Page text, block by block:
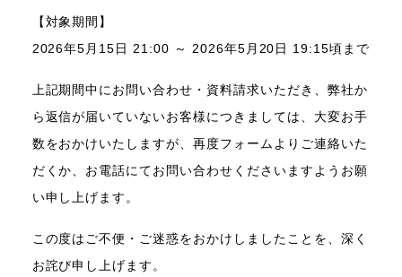
【対象期間】
2026年5月15日 21:00 ～ 2026年5月20日 19:15頃まで
上記期間中にお問い合わせ・資料請求いただき、弊社か
ら返信が届いていないお客様につきましては、大変お手
数をおかけいたしますが、再度フォームよりご連絡いた
だくか、お電話にてお問い合わせくださいますようお願
い申し上げます。
この度はご不便・ご迷惑をおかけしましたことを、深く
お詫び申し上げます。